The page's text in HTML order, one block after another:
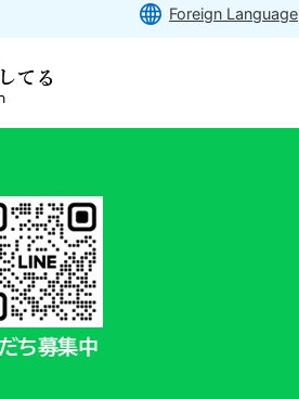
Foreign Language